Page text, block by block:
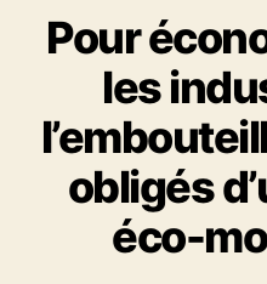
Pour
les
obligés
éco-